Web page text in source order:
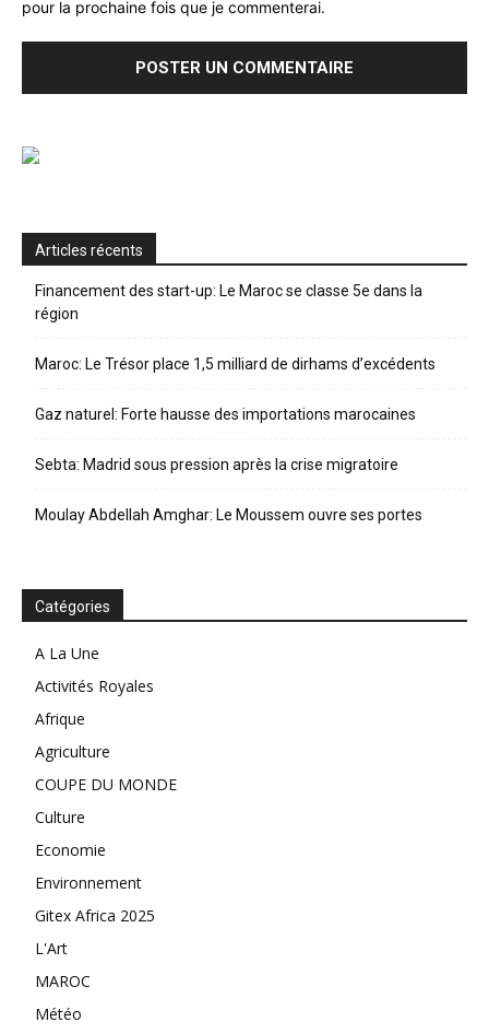
pour la prochaine fois que je commenterai.
Articles récents
Financement des start-up: Le Maroc se classe 5e dans la
région
Maroc: Le Trésor place 1,5 milliard de dirhams d’excédents
Gaz naturel: Forte hausse des importations marocaines
Sebta: Madrid sous pression après la crise migratoire
Moulay Abdellah Amghar: Le Moussem ouvre ses portes
Catégories
A La Une
Activités Royales
Afrique
Agriculture
COUPE DU MONDE
Culture
Economie
Environnement
Gitex Africa 2025
L'Art
MAROC
Météo